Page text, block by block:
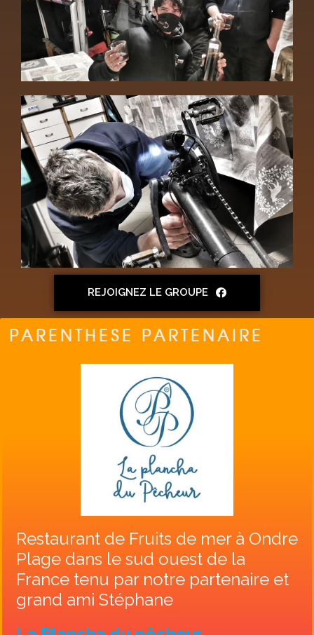
REJOIGNEZ LE GROUPE
PARENTHESE PARTENAIRE
Restaurant de Fruits de mer à Ondre
Plage dans le sud ouest de la
France tenu par notre partenaire et
grand ami Stéphane